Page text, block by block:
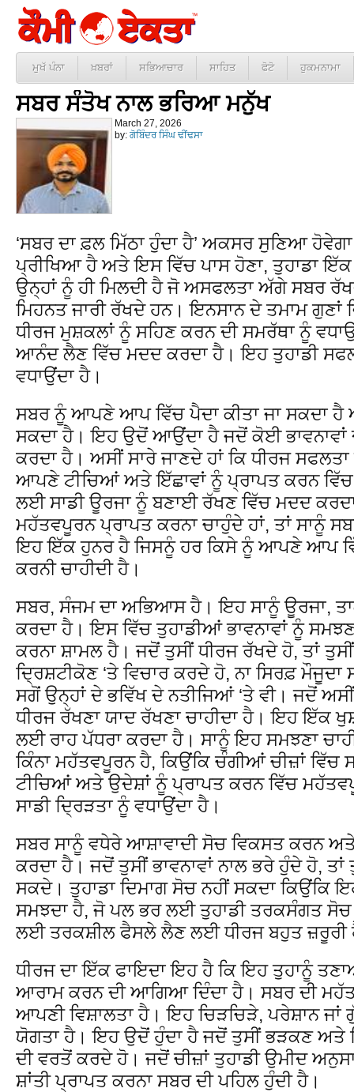
ਮੁਖੱ ਪੰਨਾ ਖ਼ਬਰਾਂ ਸਭਿਆਚਾਰ ਸਾਹਿਤ ਫੋਟੋ ਹੁਕਮਨਾਮਾ
ਸਬਰ ਸੰਤੋਖ ਨਾਲ ਭਰਿਆ ਮਨੁੱਖ
March 27, 2026
by: ਗੋਬਿੰਦਰ ਸਿੰਘ ਢੀਂਢਸਾ
‘ਸਬਰ ਦਾ ਫ਼ਲ ਮਿੱਠਾ ਹੁੰਦਾ ਹੈ’ ਅਕਸਰ ਸੁਣਿਆ
ਪ੍ਰੀਖਿਆ ਹੈ ਅਤੇ ਇਸ ਵਿੱਚ ਪਾਸ ਹੋਣਾ, ਤੁਹਾਡਾ
ਉਨ੍ਹਾਂ ਨੂੰ ਹੀ ਮਿਲਦੀ ਹੈ ਜੋ ਅਸਫਲਤਾ ਅੱਗੇ ਸਬਰ
ਮਿਹਨਤ ਜਾਰੀ ਰੱਖਦੇ ਹਨ। ਇਨਸਾਨ ਦੇ ਤਮਾਮ ਗੁਣਾਂ
ਧੀਰਜ ਮੁਸ਼ਕਲਾਂ ਨੂੰ ਸਹਿਣ ਕਰਨ ਦੀ ਸਮਰੱਥਾ ਨੂੰ
ਆਨੰਦ ਲੈਣ ਵਿੱਚ ਮਦਦ ਕਰਦਾ ਹੈ। ਇਹ ਤੁਹਾਡੀ
ਵਧਾਉਂਦਾ ਹੈ।
ਸਬਰ ਨੂੰ ਆਪਣੇ ਆਪ ਵਿੱਚ ਪੈਦਾ ਕੀਤਾ ਜਾ ਸਕਦਾ
ਸਕਦਾ ਹੈ। ਇਹ ਉਦੋਂ ਆਉਂਦਾ ਹੈ ਜਦੋਂ ਕੋਈ ਭਾਵਨਾਵਾਂ
ਕਰਦਾ ਹੈ। ਅਸੀਂ ਸਾਰੇ ਜਾਣਦੇ ਹਾਂ ਕਿ ਧੀਰਜ
ਆਪਣੇ ਟੀਚਿਆਂ ਅਤੇ ਇੱਛਾਵਾਂ ਨੂੰ ਪ੍ਰਾਪਤ ਕਰਨ
ਲਈ ਸਾਡੀ ਊਰਜਾ ਨੂੰ ਬਣਾਈ ਰੱਖਣ ਵਿੱਚ ਮਦਦ
ਮਹੱਤਵਪੂਰਨ ਪ੍ਰਾਪਤ ਕਰਨਾ ਚਾਹੁੰਦੇ ਹਾਂ, ਤਾਂ ਸਾਨੂੰ
ਇਹ ਇੱਕ ਹੁਨਰ ਹੈ ਜਿਸਨੂੰ ਹਰ ਕਿਸੇ ਨੂੰ ਆਪਣੇ ਆਪ
ਕਰਨੀ ਚਾਹੀਦੀ ਹੈ।
ਸਬਰ, ਸੰਜਮ ਦਾ ਅਭਿਆਸ ਹੈ। ਇਹ ਸਾਨੂੰ ਊਰਜਾ,
ਕਰਦਾ ਹੈ। ਇਸ ਵਿੱਚ ਤੁਹਾਡੀਆਂ ਭਾਵਨਾਵਾਂ ਨੂੰ
ਕਰਨਾ ਸ਼ਾਮਲ ਹੈ। ਜਦੋਂ ਤੁਸੀਂ ਧੀਰਜ ਰੱਖਦੇ ਹੋ, ਤਾਂ
ਦ੍ਰਿਸ਼ਟੀਕੋਣ ‘ਤੇ ਵਿਚਾਰ ਕਰਦੇ ਹੋ, ਨਾ ਸਿਰਫ਼
ਸਗੋਂ ਉਨ੍ਹਾਂ ਦੇ ਭਵਿੱਖ ਦੇ ਨਤੀਜਿਆਂ ‘ਤੇ ਵੀ। ਜਦੋਂ
ਧੀਰਜ ਰੱਖਣਾ ਯਾਦ ਰੱਖਣਾ ਚਾਹੀਦਾ ਹੈ। ਇਹ ਇੱਕ
ਲਈ ਰਾਹ ਪੱਧਰਾ ਕਰਦਾ ਹੈ। ਸਾਨੂੰ ਇਹ ਸਮਝਣਾ
ਕਿੰਨਾ ਮਹੱਤਵਪੂਰਨ ਹੈ, ਕਿਉਂਕਿ ਚੰਗੀਆਂ ਚੀਜ਼ਾਂ ਵਿੱਚ
ਟੀਚਿਆਂ ਅਤੇ ਉਦੇਸ਼ਾਂ ਨੂੰ ਪ੍ਰਾਪਤ ਕਰਨ ਵਿੱਚ
ਸਾਡੀ ਦ੍ਰਿੜਤਾ ਨੂੰ ਵਧਾਉਂਦਾ ਹੈ।
ਸਬਰ ਸਾਨੂੰ ਵਧੇਰੇ ਆਸ਼ਾਵਾਦੀ ਸੋਚ ਵਿਕਸਤ ਕਰਨ
ਕਰਦਾ ਹੈ। ਜਦੋਂ ਤੁਸੀਂ ਭਾਵਨਾਵਾਂ ਨਾਲ ਭਰੇ ਹੁੰਦੇ ਹੋ,
ਸਕਦੇ। ਤੁਹਾਡਾ ਦਿਮਾਗ ਸੋਚ ਨਹੀਂ ਸਕਦਾ ਕਿਉਂਕਿ
ਸਮਝਦਾ ਹੈ, ਜੋ ਪਲ ਭਰ ਲਈ ਤੁਹਾਡੀ ਤਰਕਸੰਗਤ
ਲਈ ਤਰਕਸ਼ੀਲ ਫੈਸਲੇ ਲੈਣ ਲਈ ਧੀਰਜ ਬਹੁਤ ਜ਼ਰੂਰੀ
ਧੀਰਜ ਦਾ ਇੱਕ ਫਾਇਦਾ ਇਹ ਹੈ ਕਿ ਇਹ ਤੁਹਾਨੂੰ
ਆਰਾਮ ਕਰਨ ਦੀ ਆਗਿਆ ਦਿੰਦਾ ਹੈ। ਸਬਰ ਦੀ
ਆਪਣੀ ਵਿਸ਼ਾਲਤਾ ਹੈ। ਇਹ ਚਿੜਚਿੜੇ, ਪਰੇਸ਼ਾਨ ਜਾਂ
ਯੋਗਤਾ ਹੈ। ਇਹ ਉਦੋਂ ਹੁੰਦਾ ਹੈ ਜਦੋਂ ਤੁਸੀਂ ਭੜਕਣ ਅਤੇ
ਦੀ ਵਰਤੋਂ ਕਰਦੇ ਹੋ। ਜਦੋਂ ਚੀਜ਼ਾਂ ਤੁਹਾਡੀ ਉਮੀਦ
ਸ਼ਾਂਤੀ ਪ੍ਰਾਪਤ ਕਰਨਾ ਸਬਰ ਦੀ ਪਹਿਲ ਹੁੰਦੀ ਹੈ।